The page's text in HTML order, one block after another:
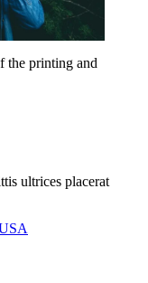
the printing and
ultrices placerat